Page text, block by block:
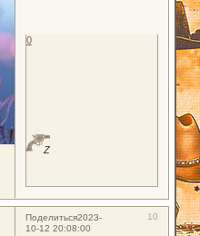
Z
0
Поделиться 10
2023-
10-12 20:08:00